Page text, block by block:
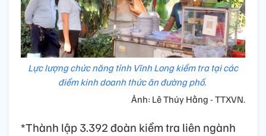
Lực lượng chức năng tỉnh Vĩnh Long kiểm tra tại các
điểm kinh doanh thức ăn đường phố.
Ảnh: Lê Thúy Hằng - TTXVN.
*Thành lập 3.392 đoàn kiểm tra liên ngành